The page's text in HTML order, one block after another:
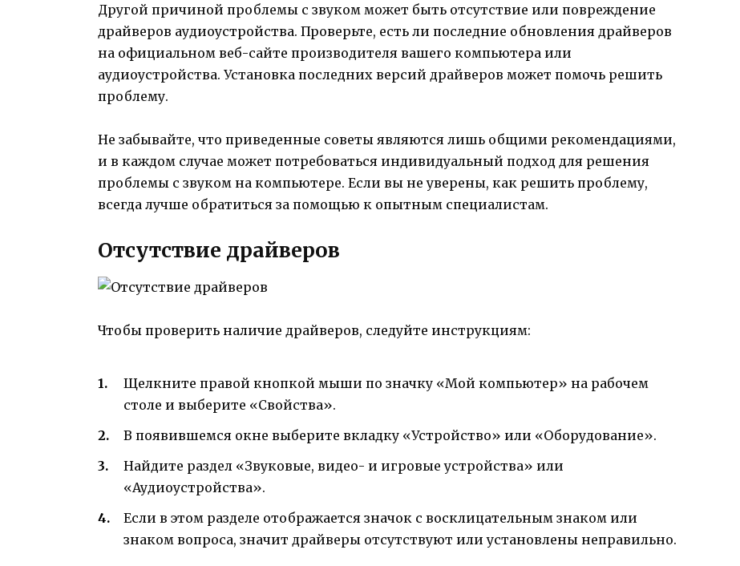
Другой причиной проблемы с звуком может быть отсутствие или повреждение
драйверов аудиоустройства. Проверьте, есть ли последние обновления драйверов
на официальном веб-сайте производителя вашего компьютера или
аудиоустройства. Установка последних версий драйверов может помочь решить
проблему.
Не забывайте, что приведенные советы являются лишь общими рекомендациями,
и в каждом случае может потребоваться индивидуальный подход для решения
проблемы с звуком на компьютере. Если вы не уверены, как решить проблему,
всегда лучше обратиться за помощью к опытным специалистам.
Отсутствие драйверов
Чтобы проверить наличие драйверов, следуйте инструкциям:
Щелкните правой кнопкой мыши по значку «Мой компьютер» на рабочем
столе и выберите «Свойства».
В появившемся окне выберите вкладку «Устройство» или «Оборудование».
Найдите раздел «Звуковые, видео- и игровые устройства» или
«Аудиоустройства».
Если в этом разделе отображается значок с восклицательным знаком или
знаком вопроса, значит драйверы отсутствуют или установлены неправильно.